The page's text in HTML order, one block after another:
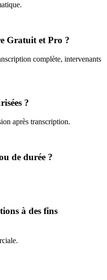
Gratuit et Pro ?
complète, intervenants
?
après transcription.
de durée ?
à des fins